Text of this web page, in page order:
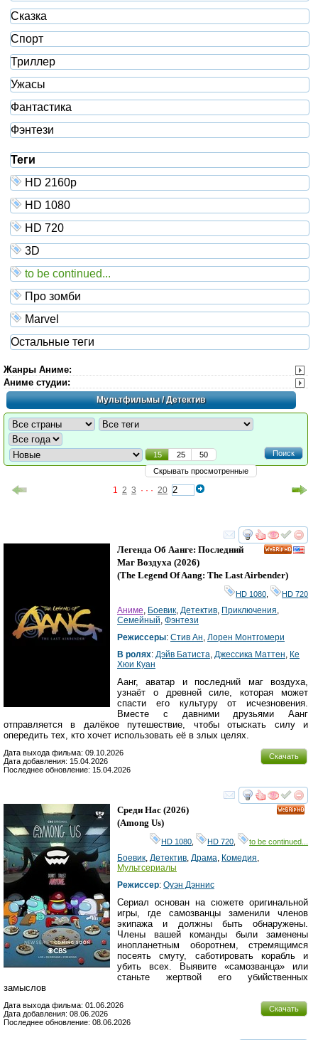
Сказка
Спорт
Триллер
Ужасы
Фантастика
Фэнтези
Теги
HD 2160р
HD 1080
HD 720
3D
to be continued...
Про зомби
Marvel
Остальные теги
Жанры Аниме:
Аниме студии:
Мультфильмы/ Детектив
Поиск
15 25
50
Скрывать просмотренные
1 2 3 · · · 20
смотреть
Легенда Об Аанге: Последний
Маг Воздуха (2026)
(The Legend Of Aang: The Last Airbender)
HD 1080 HD 720
Аниме, Боевик, Детектив, Приключения,
Семейный, Фэнтези
Режиссеры: Стив Ан, Лорен Монтгомери
В ролях: Дэйв Батиста, Джессика Маттен, Ке
Хюи Куан
Аанг, аватар и последний маг воздуха,
узнаёт о древней силе, которая может
спасти его культуру от исчезновения.
Вместе с давними друзьями Аанг
отправляется в далёкое путешествие, чтобы отыскать силу и
опередить тех, кто хочет использовать её в злых целях.
Скачать
Дата выхода фильма: 09.10.2026
Дата добавления: 15.04.2026
Последнее обновление: 15.04.2026
смотреть
Среди Нас (2026)
(Among Us)
HD 1080 HD 720 to be continued...
Боевик Детектив Драма Комедия
Мультсериалы
Режиссер: Оуэн Дэннис
Сериал основан на сюжете оригинальной
игры, где самозванцы заменили членов
экипажа и должны быть обнаружены.
Члены вашей команды были заменены
инопланетным оборотнем, стремящимся
посеять смуту, саботировать корабль и
убить всех. Выявите «самозванца» или
станьте жертвой его убийственных
замыслов
Скачать
Дата выхода фильма: 01.06.2026
Дата добавления: 08.06.2026
Последнее обновление: 08.06.2026